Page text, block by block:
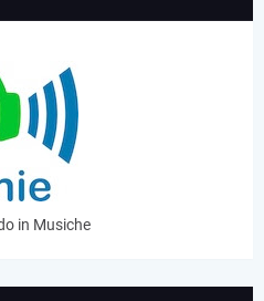
in Musiche